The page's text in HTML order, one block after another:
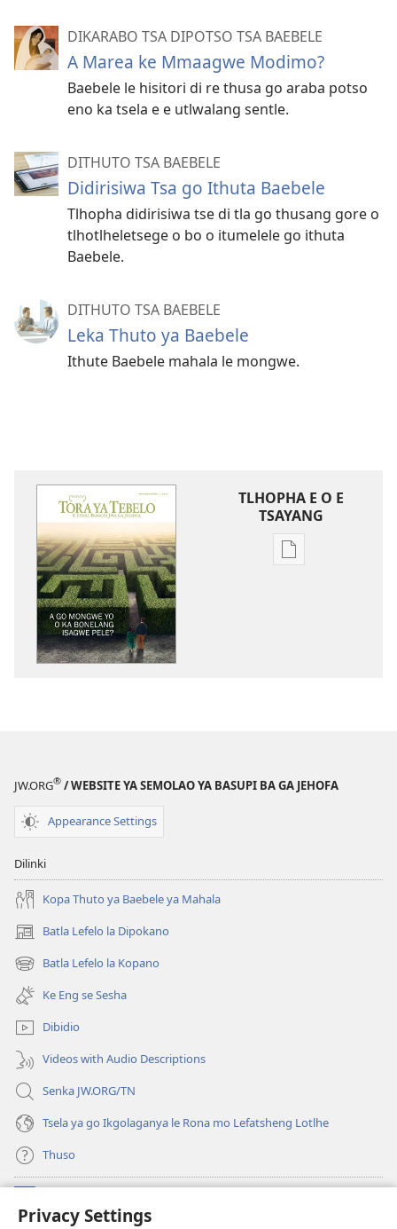
Privacy Settings
DIKARABO TSA DIPOTSO TSA BAEBELE
A Marea ke Mmaagwe Modimo?
Baebele le hisitori di re thusa go araba potso
eno ka tsela e e utlwalang sentle.
DITHUTO TSA BAEBELE
Didirisiwa Tsa go Ithuta Baebele
Tlhopha didirisiwa tse di tla go thusang gore o
tlhotlheletsege o bo o itumelele go ithuta
Baebele.
DITHUTO TSA BAEBELE
Leka Thuto ya Baebele
Ithute Baebele mahala le mongwe.
TLHOPHA E O E
TSAYANG
Ditsela
go
Ka
JW.ORG® / WEBSITE YA SEMOLAO YA BASUPI BA GA JEHOFA
Appearance Settings
Dilinki
Kopa Thuto ya Baebele ya Mahala
Batla Lefelo la Dipokano
(e
bula
tsebe
nngwe)
Batla Lefelo la Kopano
(e
bula
tsebe
e
nngwe)
Ke Eng se Sesha
Dibidio
Videos with Audio Descriptions
Senka JW.ORG/TN
Tsela ya go Ikgolaganya le Rona mo Lefatsheng Lotlhe
Thuso
(e
bula